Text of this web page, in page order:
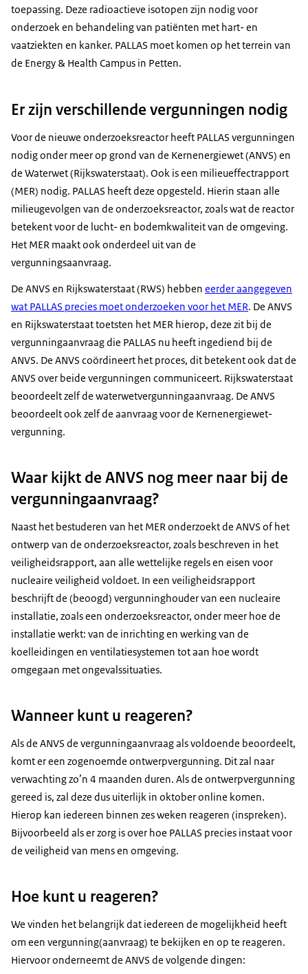
toepassing. Deze radioactieve isotopen zijn nodig voor
onderzoek en behandeling van patiënten met hart- en
vaatziekten en kanker. PALLAS moet komen op het terrein van
de Energy & Health Campus in Petten.
Er zijn verschillende vergunningen nodig
Voor de nieuwe onderzoeksreactor heeft PALLAS vergunningen
nodig onder meer op grond van de Kernenergiewet (ANVS) en
de Waterwet (Rijkswaterstaat). Ook is een milieueffectrapport
(MER) nodig. PALLAS heeft deze opgesteld. Hierin staan alle
milieugevolgen van de onderzoeksreactor, zoals wat de reactor
betekent voor de lucht- en bodemkwaliteit van de omgeving.
Het MER maakt ook onderdeel uit van de
vergunningsaanvraag.
De ANVS en Rijkswaterstaat (RWS) hebben eerder aangegeven
wat PALLAS precies moet onderzoeken voor het MER. De ANVS
en Rijkswaterstaat toetsten het MER hierop, deze zit bij de
vergunningaanvraag die PALLAS nu heeft ingediend bij de
ANVS. De ANVS coördineert het proces, dit betekent ook dat de
ANVS over beide vergunningen communiceert. Rijkswaterstaat
beoordeelt zelf de waterwetvergunningaanvraag. De ANVS
beoordeelt ook zelf de aanvraag voor de Kernenergiewet-
vergunning.
Waar kijkt de ANVS nog meer naar bij de
vergunningaanvraag?
Naast het bestuderen van het MER onderzoekt de ANVS of het
ontwerp van de onderzoeksreactor, zoals beschreven in het
veiligheidsrapport, aan alle wettelijke regels en eisen voor
nucleaire veiligheid voldoet. In een veiligheidsrapport
beschrijft de (beoogd) vergunninghouder van een nucleaire
installatie, zoals een onderzoeksreactor, onder meer hoe de
installatie werkt: van de inrichting en werking van de
koelleidingen en ventilatiesystemen tot aan hoe wordt
omgegaan met ongevalssituaties.
Wanneer kunt u reageren?
Als de ANVS de vergunningaanvraag als voldoende beoordeelt,
komt er een zogenoemde ontwerpvergunning. Dit zal naar
verwachting zo’n 4 maanden duren. Als de ontwerpvergunning
gereed is, zal deze dus uiterlijk in oktober online komen.
Hierop kan iedereen binnen zes weken reageren (inspreken).
Bijvoorbeeld als er zorg is over hoe PALLAS precies instaat voor
de veiligheid van mens en omgeving.
Hoe kunt u reageren?
We vinden het belangrijk dat iedereen de mogelijkheid heeft
om een vergunning(aanvraag) te bekijken en op te reageren.
Hiervoor onderneemt de ANVS de volgende dingen: